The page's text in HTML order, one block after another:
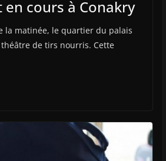
en cours à Conakry
la matinée, le quartier du palais
de tirs nourris. Cette